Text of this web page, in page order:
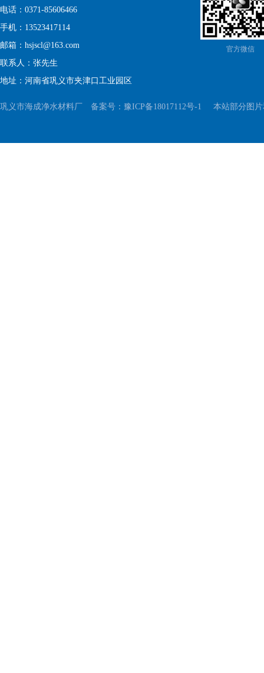
电话：0371-85606466
手机：13523417114
邮箱：hsjscl@163.com
联系人：张先生
地址：河南省巩义市夹津口工业园区
巩义市海成净水材料厂 备案号： 豫ICP备18017112号-1 本站部分图片
官方微信